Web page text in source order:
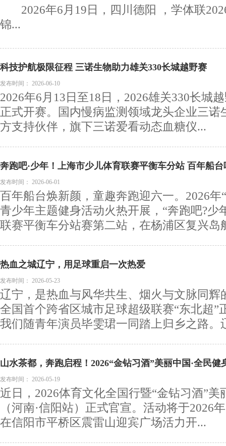
2026年6月19日，四川德阳 ，学体联
锦...
科技护航极限征程 三诺生物助力雄关330长城越野赛
发布时间： 2026-06-10
2026年6月13日至18日，2026雄关330长城
正式开赛。国内慢病监测领域龙头企业三诺
方支持伙伴，旗下三诺爱看动态血糖仪...
奔跑吧·少年！上海市少儿体育联赛平衡车分站 百年船台
发布时间： 2026-06-01
百年船台焕新颜，童趣奔跑迎六一。2026年
青少年主题健身活动火热开展，“奔跑吧?少
联赛平衡车分站赛第二站，在杨浦区复兴岛
热血之城辽宁，用足球重启一次热爱
发布时间： 2026-05-23
辽宁，是热血与风华共生、烟火与文脉同辉
全国首个跨省区城市足球超级联赛“东北超”
我们随青年演员毕雯珺一同踏上归乡之路。
山水茶都，奔跑启程！2026“金钻习酒”美丽中国·全民健
13日开跑
发布时间： 2026-05-19
近日，2026体育文化全国行暨“金钻习酒”美
（河南·信阳站）正式官宣。活动将于2026
在信阳市平桥区震雷山迎宾广场活力开...